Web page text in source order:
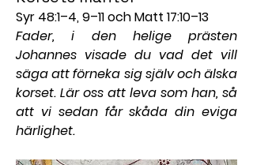
Syr 48:1–4, 9–11 och Matt 17:10–13
Fader, i den helige prästen
Johannes visade du vad det vill
säga att förneka sig själv och älska
korset. Lär oss att leva som han, så
att vi sedan får skåda din eviga
härlighet.